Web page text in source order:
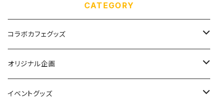
CATEGORY
コラボカフェグッズ
ぱんちゅ〜るカフェ
ラブピカルポッピー
オリジナル企画
アクリル用フレーム
イベントグッズ